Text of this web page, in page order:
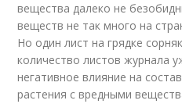
вещества далеко не
веществ не так много на
Но один лист на грядке
количество листов журнала
негативное влияние на
растения с вредными